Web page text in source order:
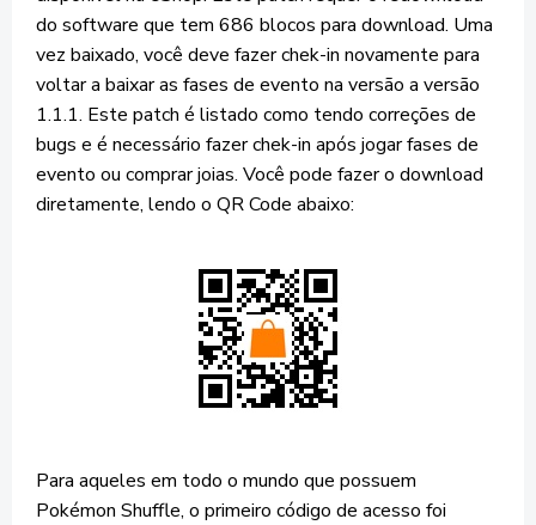
do software que tem 686 blocos para download. Uma
vez baixado, você deve fazer chek-in novamente para
voltar a baixar as fases de evento na versão a versão
1.1.1. Este patch é listado como tendo correções de
bugs e é necessário fazer chek-in após jogar fases de
evento ou comprar joias. Você pode fazer o download
diretamente, lendo o QR Code abaixo:
Para aqueles em todo o mundo que possuem
Pokémon Shuffle, o primeiro código de acesso foi